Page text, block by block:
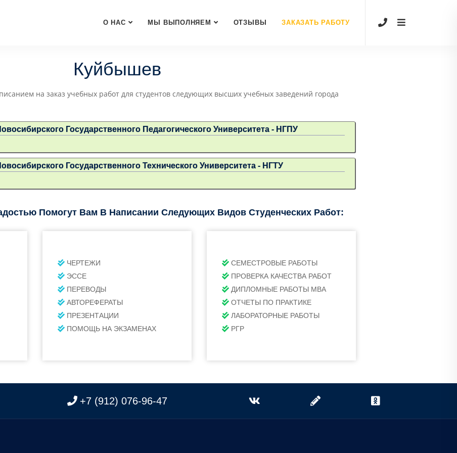
О НАС МЫ ВЫПОЛНЯЕМ ОТЗЫВЫ ЗАКАЗАТЬ РАБОТУ
Куйбышев
на заказ учебных работ для студентов следующих высших учебных заведений города
Государственного Педагогического Университета - НГПУ
Государственного Технического Университета - НГТУ
Помогут Вам В Написании Следующих Видов Студенческих Работ:
ЧЕРТЕЖИ
ЭССЕ
ПЕРЕВОДЫ
АВТОРЕФЕРАТЫ
ПРЕЗЕНТАЦИИ
ПОМОЩЬ НА ЭКЗАМЕНАХ
СЕМЕСТРОВЫЕ РАБОТЫ
ПРОВЕРКА КАЧЕСТВА РАБОТ
ДИПЛОМНЫЕ РАБОТЫ МВА
ОТЧЕТЫ ПО ПРАКТИКЕ
ЛАБОРАТОРНЫЕ РАБОТЫ
РГР
+7 (912) 076-96-47